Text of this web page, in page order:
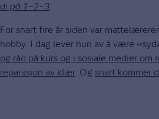
di på 1–2–3.
For snart fire år siden var
hobby. I dag lever hun av å være
og råd på kurs og i sosiale medier om
reparasjon av klær. Og snart kommer